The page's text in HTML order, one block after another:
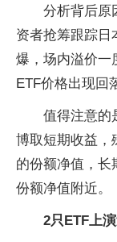
分析背后原
资者抢筹跟踪日
爆，场内溢价一
ETF价格出现回
值得注意的
博取短期收益，
的份额净值，长
份额净值附近。
2只ETF上